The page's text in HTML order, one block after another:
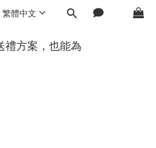
繁體中文
禮方案，也能為